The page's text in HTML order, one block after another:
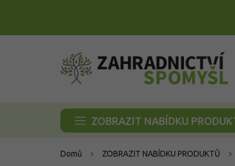
ZOBRAZIT NABÍDKU
Domů ZOBRAZIT NABÍDKU PRODUKTŮ